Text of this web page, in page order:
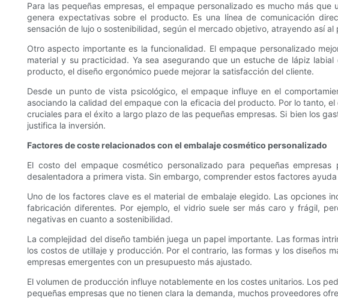
Para las pequeñas empresas, el empaque personalizado es mucho más
genera expectativas sobre el producto. Es una línea de comunicación
sensación de lujo o sostenibilidad, según el mercado objetivo, atrayendo así al
Otro aspecto importante es la funcionalidad. El empaque personalizado
material y su practicidad. Ya sea asegurando que un estuche de lápiz
producto, el diseño ergonómico puede mejorar la satisfacción del cliente.
Desde un punto de vista psicológico, el empaque influye en el
asociando la calidad del empaque con la eficacia del producto. Por lo tanto,
cruciales para el éxito a largo plazo de las pequeñas empresas. Si bien los
justifica la inversión.
Factores de coste relacionados con el embalaje cosmético personalizado
El costo del empaque cosmético personalizado para pequeñas
desalentadora a primera vista. Sin embargo, comprender estos factores
Uno de los factores clave es el material de embalaje elegido. Las opciones
fabricación diferentes. Por ejemplo, el vidrio suele ser más caro y frágil,
negativas en cuanto a sostenibilidad.
La complejidad del diseño también juega un papel importante. Las formas
los costos de utillaje y producción. Por el contrario, las formas y los diseños
empresas emergentes con un presupuesto más ajustado.
El volumen de producción influye notablemente en los costes unitarios. Los
pequeñas empresas que no tienen clara la demanda, muchos proveedores